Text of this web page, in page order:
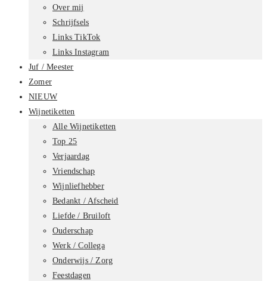
Over mij
Schrijfsels
Links TikTok
Links Instagram
Juf / Meester
Zomer
NIEUW
Wijnetiketten
Alle Wijnetiketten
Top 25
Verjaardag
Vriendschap
Wijnliefhebber
Bedankt / Afscheid
Liefde / Bruiloft
Ouderschap
Werk / Collega
Onderwijs / Zorg
Feestdagen